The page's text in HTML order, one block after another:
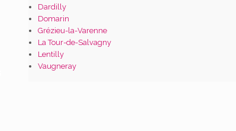
Dardilly
Domarin
Grézieu-la-Varenne
La Tour-de-Salvagny
Lentilly
Vaugneray